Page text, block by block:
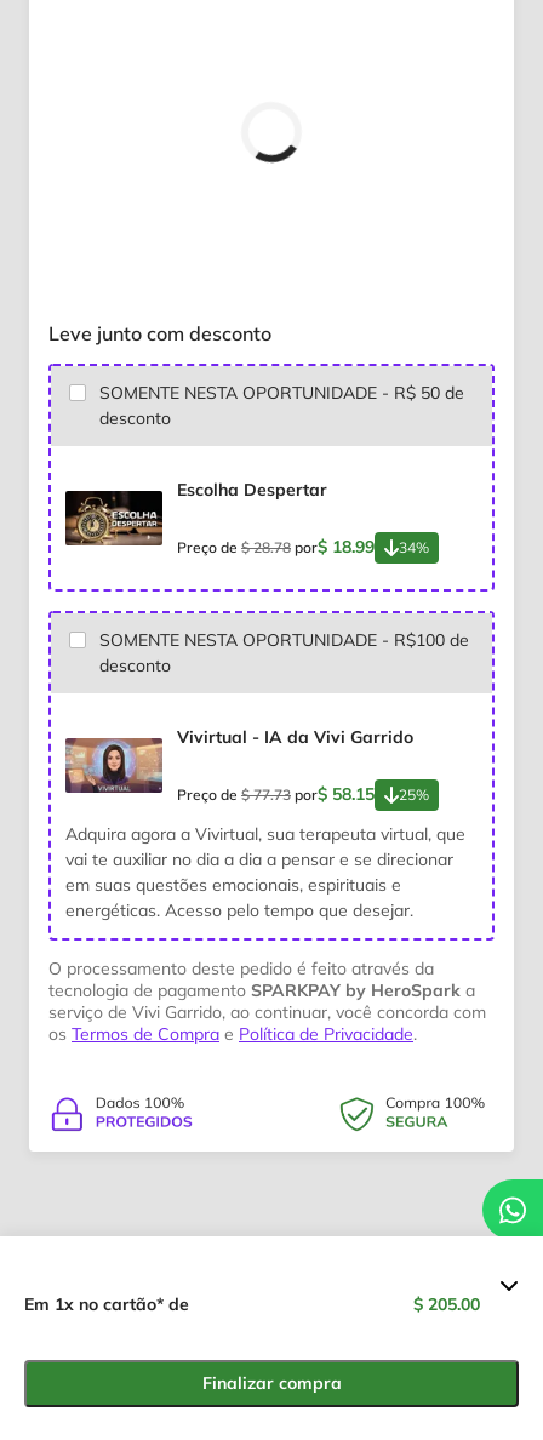
Leve junto com desconto
SOMENTE NESTA OPORTUNIDADE - R$ 50 de
desconto
Escolha Despertar
Preço de $ 28.78 por$ 18.99 34%
SOMENTE NESTA OPORTUNIDADE - R$100 de
desconto
Vivirtual - IA da Vivi Garrido
Preço de $ 77.73 por$ 58.15 25%
Adquira agora a Vivirtual, sua terapeuta virtual, que
vai te auxiliar no dia a dia a pensar e se direcionar
em suas questões emocionais, espirituais e
energéticas. Acesso pelo tempo que desejar.
Resumo dos valores
Jornada Reconstruindo
$ 205.00
Em 1x no cartão* de $ 205.00
Finalizar compra
O processamento deste pedido é feito através da
tecnologia de pagamento SPARKPAY by HeroSpark a
serviço de Vivi Garrido, ao continuar, você concorda com
os Termos de Compra e Política de Privacidade.